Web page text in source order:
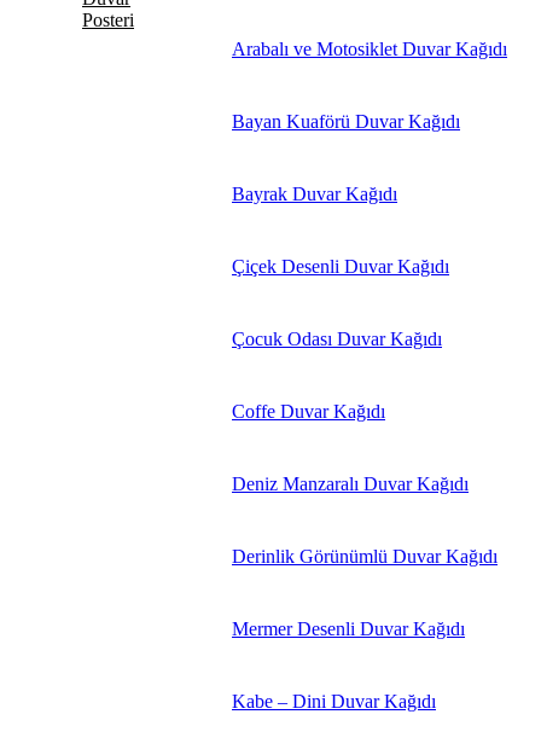
Posteri
Arabalı ve Motosiklet Duvar Kağıdı
Bayan Kuaförü Duvar Kağıdı
Bayrak Duvar Kağıdı
Çiçek Desenli Duvar Kağıdı
Çocuk Odası Duvar Kağıdı
Coffe Duvar Kağıdı
Deniz Manzaralı Duvar Kağıdı
Derinlik Görünümlü Duvar Kağıdı
Mermer Desenli Duvar Kağıdı
Kabe – Dini Duvar Kağıdı